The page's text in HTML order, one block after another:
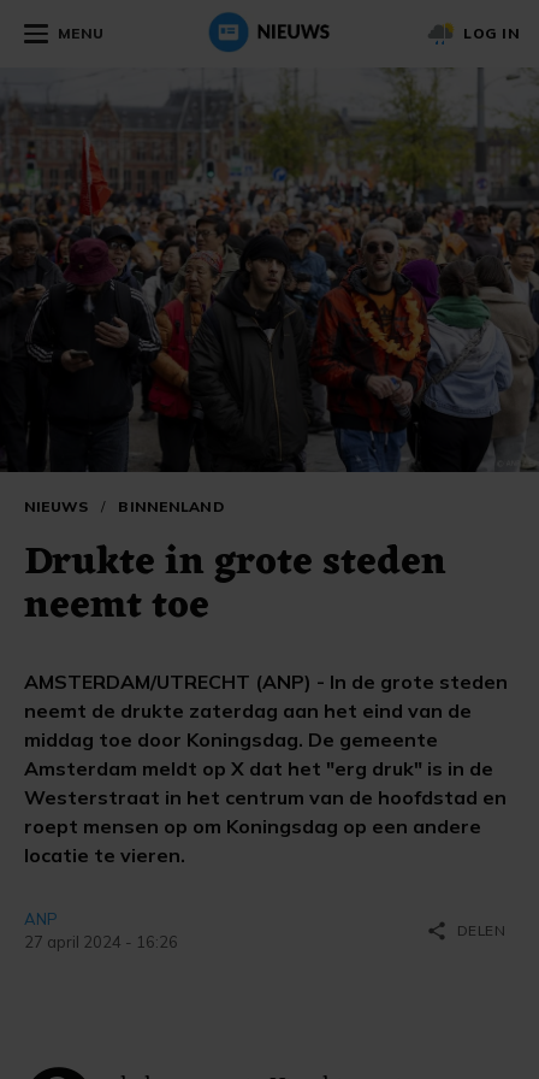
MENU LOG IN
NIEUWS / BINNENLAND
Drukte in grote steden
neemt toe
AMSTERDAM/UTRECHT (ANP) - In de grote steden
neemt de drukte zaterdag aan het eind van de
middag toe door Koningsdag. De gemeente
Amsterdam meldt op X dat het "erg druk" is in de
Westerstraat in het centrum van de hoofdstad en
roept mensen op om Koningsdag op een andere
locatie te vieren.
ANP
27 april 2024 - 16:26
share DELEN